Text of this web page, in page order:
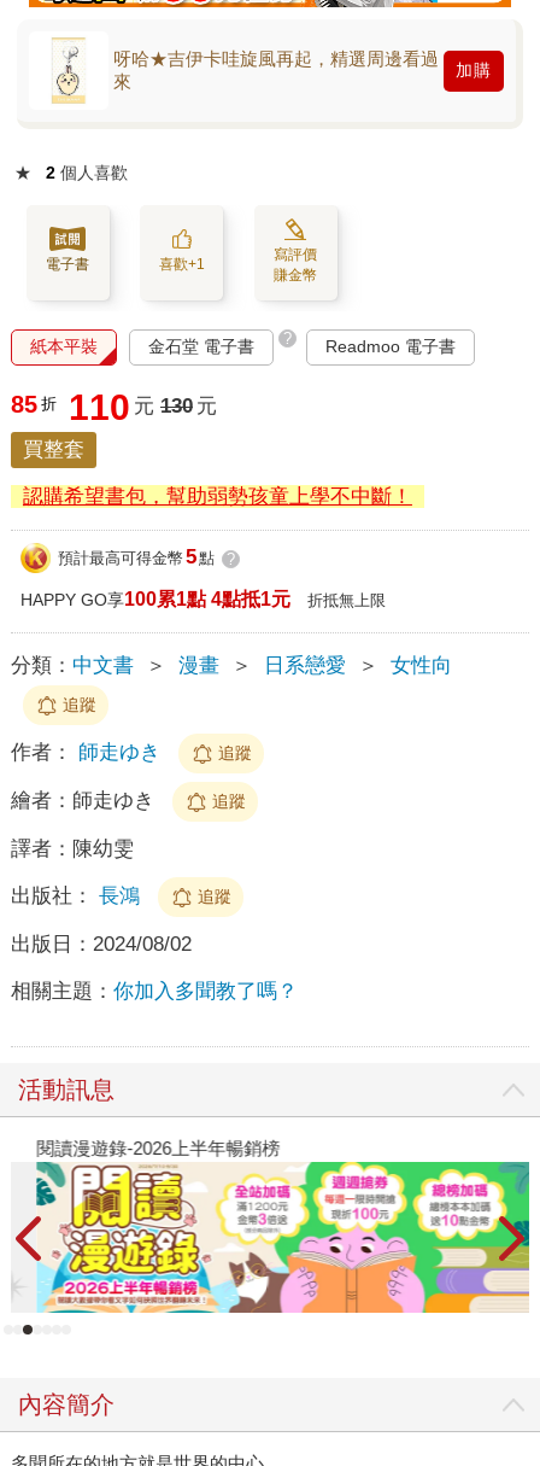
呀哈★吉伊卡哇旋風再起，精選周邊看過
來
加購
★ 2 個人喜歡
電子書 喜歡+1
寫評價
賺金幣
紙本平裝 金石堂 電子書 ? Readmoo 電子書
85 折 110 元 130 元
買整套
認購希望書包，幫助弱勢孩童上學不中斷！
預計最高可得金幣 5點 ?
HAPPY GO享100累1點 4點抵1元 折抵無上限
分類： 中文書 ＞ 漫畫 ＞ 日系戀愛 ＞ 女性向
追蹤
作者： 師走ゆき 追蹤
繪者： 師走ゆき 追蹤
譯者： 陳幼雯
出版社： 長鴻 追蹤
出版日： 2024/08/02
相關主題： 你加入多聞教了嗎？
活動訊息
閱讀漫遊錄-2026上半年暢銷榜
內容簡介